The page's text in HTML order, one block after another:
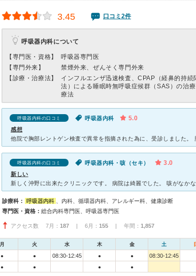
3.45 口コミ2件
呼吸器内科について
【専門医・資格】
呼吸器専門医
【専門外来】
禁煙外来、ぜんそく専門外来
【診療・治療法】
インフルエンザ迅速検査、CPAP（経鼻的持続
法）による睡眠時無呼吸症候群（SAS）の治
療法
呼吸器内科の口コミ 呼吸器内科 5.0
感想
呼吸器内科の口コミ 呼吸器内科・咳（セキ） 3.0
新しい
診療科： 呼吸器内科
、内科、循環器内科、アレルギー科、健康診断
専門医・資格： 総合内科専門医、呼吸器専門医
アクセス数 7月： 187 | 6月： 155 | 年間： 1,857
月 火 水 木 金 土
● ● 08:30-12:45 ● ●
08:30-12:45
● ● ● ●